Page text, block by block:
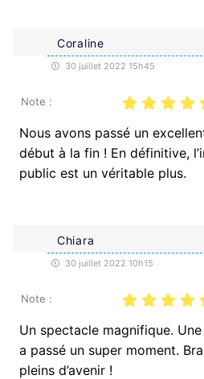
Coraline
30 juillet 2022 15h45
Note :
Nous avons passé un
début à la fin ! En définitive,
public est un véritable plus.
Chiara
30 juillet 2022 10h15
Note :
Un spectacle magnifique.
a passé un super moment.
pleins d’avenir !